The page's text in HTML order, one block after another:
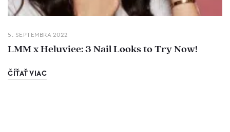
5. SEPTEMBRA 2022
LMM x Heluviee: 3 Nail Looks to Try Now!
ČÍŤAŤ VIAC